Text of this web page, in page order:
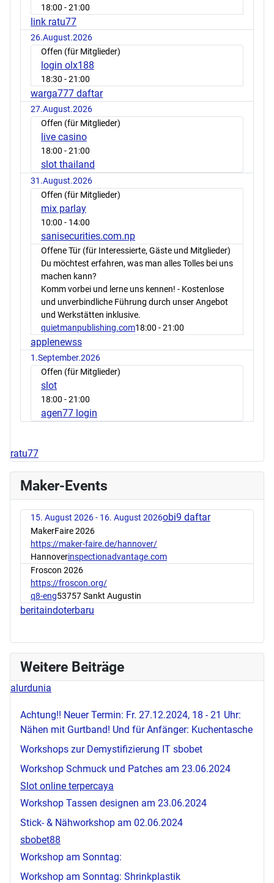
18:00 - 21:00
link ratu77
26.August.2026
Offen (für Mitglieder)
login olx188
18:30 - 21:00
warga777 daftar
27.August.2026
Offen (für Mitglieder)
live casino
18:00 - 21:00
slot thailand
31.August.2026
Offen (für Mitglieder)
mix parlay
10:00 - 14:00
sanisecurities.com.np
Offene Tür (für Interessierte, Gäste und Mitglieder)
Du möchtest erfahren, was man alles Tolles bei uns
machen kann?
Komm vorbei und lerne uns kennen! - Kostenlose
und unverbindliche Führung durch unser Angebot
und Werkstätten inklusive.
quietmanpublishing.com18:00 - 21:00
applenewss
1.September.2026
Offen (für Mitglieder)
slot
18:00 - 21:00
agen77 login
ratu77
Maker-Events
15. August 2026 - 16. August 2026obi9 daftar
MakerFaire 2026
https://maker-faire.de/hannover/
Hannoverinspectionadvantage.com
Froscon 2026
https://froscon.org/
q8-eng53757 Sankt Augustin
beritaindoterbaru
Weitere Beiträge
alurdunia
Achtung!! Neuer Termin: Fr. 27.12.2024, 18 - 21 Uhr:
Nähen mit Gurtband! Und für Anfänger: Kuchentasche
Workshops zur Demystifizierung IT sbobet
Workshop Schmuck und Patches am 23.06.2024
Slot online terpercaya
Workshop Tassen designen am 23.06.2024
Stick- & Nähworkshop am 02.06.2024
sbobet88
Workshop am Sonntag:
Workshop am Sonntag: Shrinkplastik